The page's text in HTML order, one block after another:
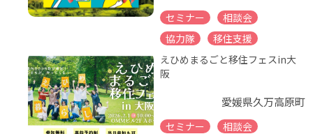
セミナー
相談会
協力隊
移住支援
えひめまるごと移住フェスin大
阪
愛媛県久万高原町
セミナー
相談会